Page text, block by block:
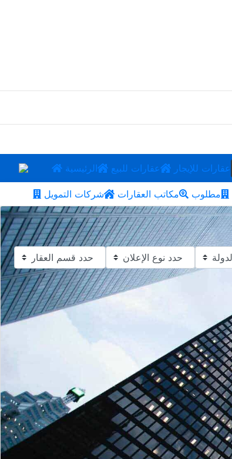
الرئيسية عقارات للبيع عقارات للإيجار
شركات التمويل مكاتب العقارات مطلوب